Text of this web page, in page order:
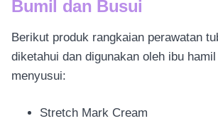
Bumil dan Busui
Berikut produk rangkaian perawatan
diketahui dan digunakan oleh ibu
menyusui:
Stretch Mark Cream